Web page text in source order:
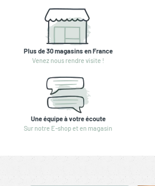
Plus de 30 magasins en France
Venez nous rendre visite !
Une équipe à votre écoute
Sur notre E-shop et en magasin